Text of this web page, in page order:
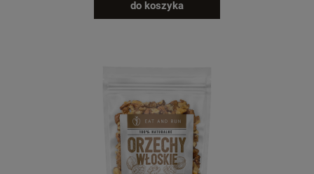
do koszyka